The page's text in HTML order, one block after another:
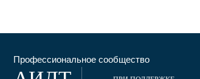
Профессиональное сообщество